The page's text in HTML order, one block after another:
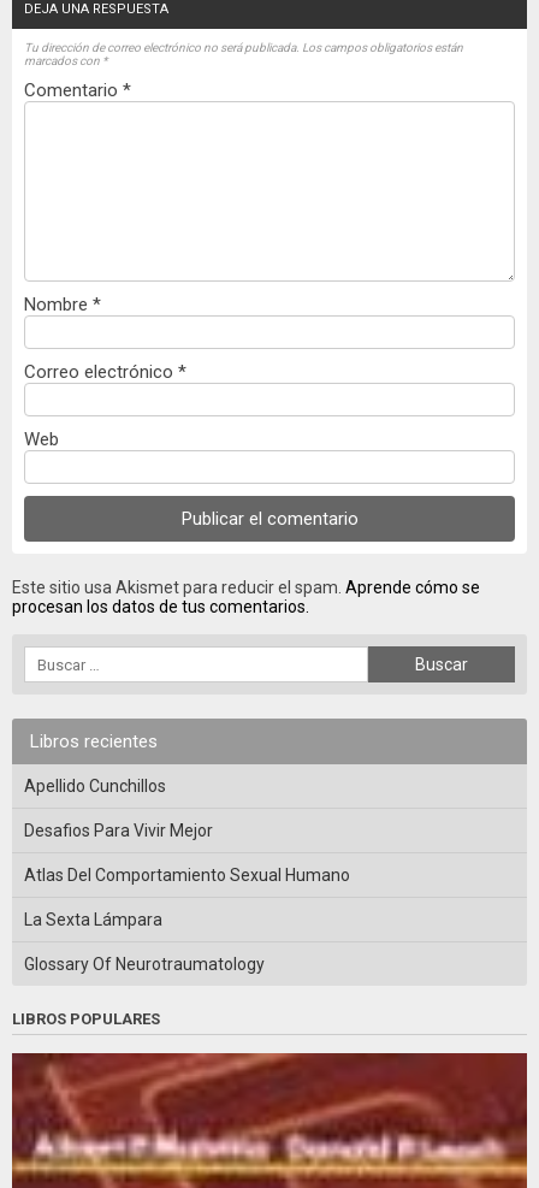
DEJA UNA RESPUESTA
Tu dirección de correo electrónico no será publicada. Los campos obligatorios están
marcados con *
Comentario *
Nombre *
Correo electrónico *
Web
Este sitio usa Akismet para reducir el spam. Aprende cómo se
procesan los datos de tus comentarios.
Libros recientes
Apellido Cunchillos
Desafios Para Vivir Mejor
Atlas Del Comportamiento Sexual Humano
La Sexta Lámpara
Glossary Of Neurotraumatology
LIBROS POPULARES